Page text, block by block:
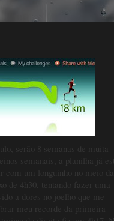
semanais, a planilha já esta
de 4h30, tentando fazer uma